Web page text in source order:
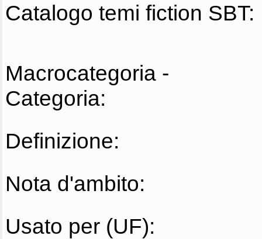
Catalogo temi fiction SBT:
Macrocategoria -
Categoria:
Definizione:
Nota d'ambito:
Usato per (UF):